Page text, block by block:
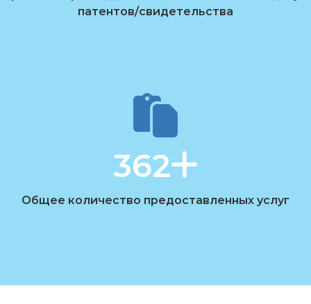
патентов/свидетельства
362
Общее количество предоставленных услуг